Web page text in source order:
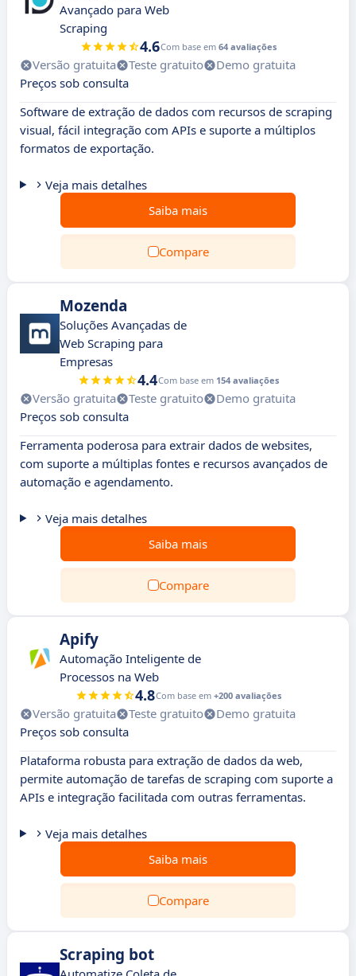
Avançado para Web
Scraping
4.6Com base em 64 avaliações
Versão gratuita Teste gratuito
Demo gratuita
Preços sob consulta
Software de extração de dados com recursos de scraping
visual, fácil integração com APIs e suporte a múltiplos
formatos de exportação.
Veja mais detalhes
Saiba mais
Compare
Mozenda
Soluções Avançadas de
Web Scraping para
Empresas
4.4Com base em 154 avaliações
Versão gratuita Teste gratuito
Demo gratuita
Preços sob consulta
Ferramenta poderosa para extrair dados de websites,
com suporte a múltiplas fontes e recursos avançados de
automação e agendamento.
Veja mais detalhes
Saiba mais
Compare
Apify
Automação Inteligente de
Processos na Web
4.8Com base em +200 avaliações
Versão gratuita Teste gratuito
Demo gratuita
Preços sob consulta
Plataforma robusta para extração de dados da web,
permite automação de tarefas de scraping com suporte a
APIs e integração facilitada com outras ferramentas.
Veja mais detalhes
Saiba mais
Compare
Scraping bot